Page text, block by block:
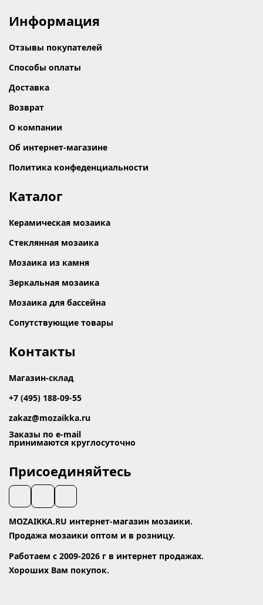
Информация
Отзывы покупателей
Способы оплаты
Доставка
Возврат
О компании
Об интернет-магазине
Политика конфеденциальности
Каталог
Керамическая мозаика
Стеклянная мозаика
Мозаика из камня
Зеркальная мозаика
Мозаика для бассейна
Сопутствующие товары
Контакты
Магазин-склад
+7 (495) 188-09-55
zakaz@mozaikka.ru
Заказы по e-mail
принимаются круглосуточно
Присоединяйтесь
MOZAIKKA.RU интернет-магазин мозаики.
Продажа мозаики оптом и в розницу.
Работаем с 2009-2026 г в интернет продажах.
Хороших Вам покупок.